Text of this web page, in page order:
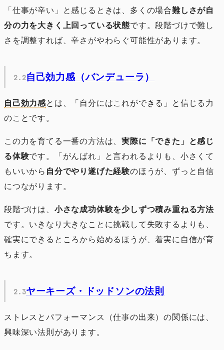
「仕事が辛い」と感じるときは、多くの場合難しさが自
分の力を大きく上回っている状態です。段階づけで難し
さを調整すれば、辛さがやわらぐ可能性があります。
自己効力感（バンデューラ）
自己効力感とは、「自分にはこれができる」と信じる力
のことです。
この力を育てる一番の方法は、実際に「できた」と感じ
る体験です。「がんばれ」と言われるよりも、小さくて
もいいから 自分でやり遂げた経験のほうが、ずっと自信
につながります。
段階づけは、 小さな成功体験を少しずつ積み重ねる方法
です。いきなり大きなことに挑戦して失敗するよりも、
確実にできるところから始めるほうが、着実に自信が育
ちます。
ヤーキーズ・ドッドソンの法則
ストレスとパフォーマンス（仕事の出来）の関係には、
興味深い法則があります。